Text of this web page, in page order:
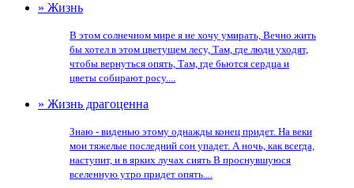
» Жизнь
В этом солнечном мире я не хочу умирать, Вечно жить
бы хотел в этом цветущем лесу, Там, где люди уходят,
чтобы вернуться опять, Там, где бьются сердца и
цветы собирают росу....
» Жизнь драгоценна
Знаю - виденью этому однажды конец придет. На веки
мои тяжелые последний сон упадет. А ночь, как всегда,
наступит, и в ярких лучах сиять В проснувшуюся
вселенную утро придет опять....